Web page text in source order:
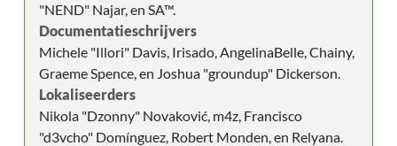
"NEND" Najar, en SA™.
Documentatieschrijvers
Michele "Illori" Davis, Irisado, AngelinaBelle, Chainy,
Graeme Spence, en Joshua "groundup" Dickerson.
Lokaliseerders
Nikola "Dzonny" Novaković, m4z, Francisco
"d3vcho" Domínguez, Robert Monden, en Relyana.